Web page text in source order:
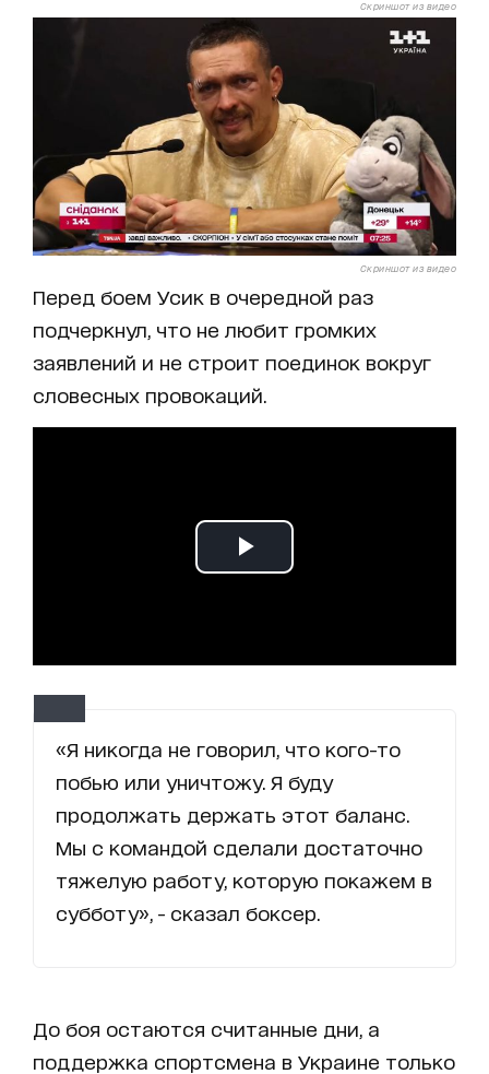
Скриншот из видео
Скриншот из видео
Перед боем Усик в очередной раз
подчеркнул, что не любит громких
заявлений и не строит поединок вокруг
словесных провокаций.
«Я никогда не говорил, что кого-то
побью или уничтожу. Я буду
продолжать держать этот баланс.
Мы с командой сделали достаточно
тяжелую работу, которую покажем в
субботу», - сказал боксер.
До боя остаются считанные дни, а
поддержка спортсмена в Украине только